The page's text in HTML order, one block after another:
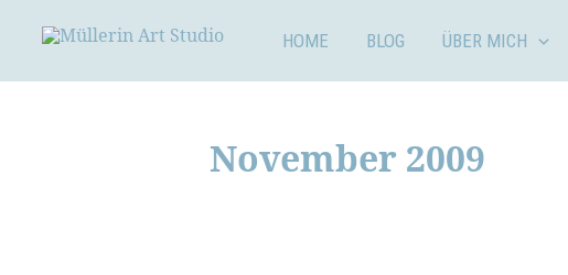
Inhalt
HOME BLOG ÜBER MICH
November 2009